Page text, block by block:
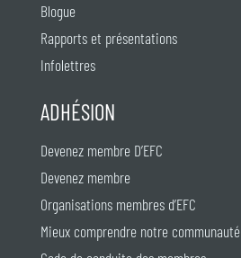
Blogue
Rapports et présentations
Infolettres
ADHÉSION
Devenez membre D’EFC
Devenez membre
Organisations membres d’EFC
Mieux comprendre notre